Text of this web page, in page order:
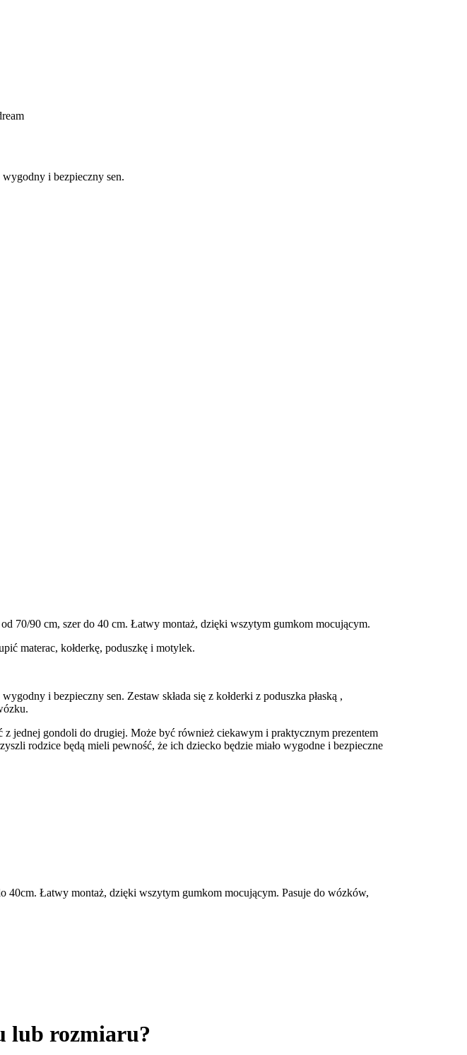
i bezpieczny sen.
70/90 cm, szer do 40 cm. Łatwy montaż, dzięki wszytym gumkom mocującym.
materac, kołderkę, poduszkę i motylek.
i bezpieczny sen. Zestaw składa się z kołderki z poduszka płaską ,
jednej gondoli do drugiej. Może być również ciekawym i praktycznym prezentem
rodzice będą mieli pewność, że ich dziecko będzie miało wygodne i bezpieczne
40cm. Łatwy montaż, dzięki wszytym gumkom mocującym. Pasuje do wózków,
lub rozmiaru?